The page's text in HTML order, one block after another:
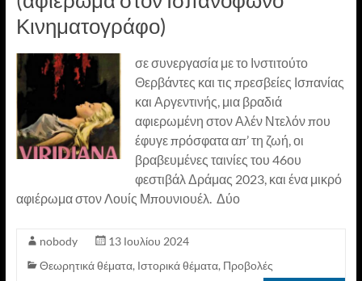
Κινηματογράφο)
σε συνεργασία με το Ινστιτούτο
Θερβάντες και τις πρεσβείες Ισπανίας
και Αργεντινής, μια βραδιά
αφιερωμένη στον Αλέν Ντελόν που
έφυγε πρόσφατα απ’ τη ζωή, οι
βραβευμένες ταινίες του 46ου
φεστιβάλ Δράμας 2023, και ένα μικρό
αφιέρωμα στον Λουίς Μπουνιουέλ. Δύο
nobody
13 Ιουλίου 2024
Θεωρητικά θέματα, Ιστορικά θέματα, Προβολές